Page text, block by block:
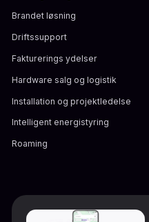
Brandet løsning
Driftssupport
Fakturerings ydelser
Hardware salg og logistik
Installation og projektledelse
Intelligent energistyring
Roaming